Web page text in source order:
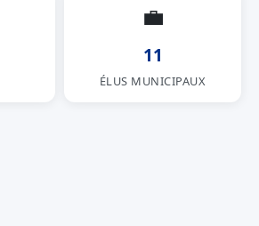
💼
11
ÉLUS MUNICIPAUX